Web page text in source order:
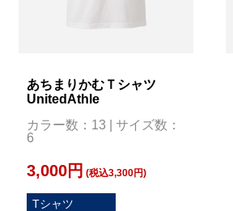
あちまりかむＴシャツ
UnitedAthle
カラー数：13 | サイズ数：
6
Tシャツ
3,000円 (税込3,300円)